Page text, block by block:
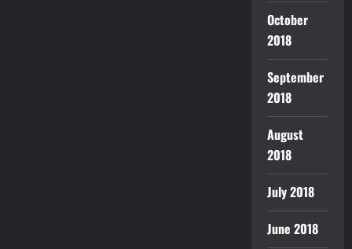
October
2018
September
2018
August
2018
July 2018
June 2018